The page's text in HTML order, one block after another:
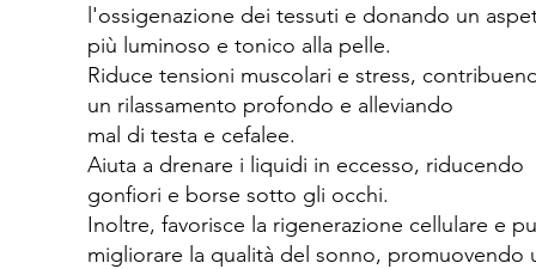
l'ossigenazione dei tessuti e donando un
più luminoso e tonico alla pelle.
Riduce tensioni muscolari e stress,
un rilassamento profondo e alleviando
mal di testa e cefalee.
Aiuta a drenare i liquidi in eccesso, riducendo
gonfiori e borse sotto gli occhi.
Inoltre, favorisce la rigenerazione cellulare e
migliorare la qualità del sonno, promuovendo